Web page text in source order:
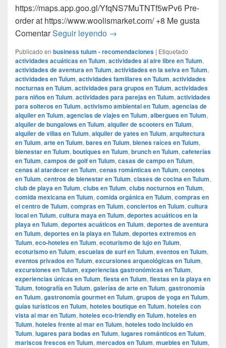
https://maps.app.goo.gl/YfqNS7MuTNTf5wPv6 Pre-
order at https://www.woolismarket.com/ +8 Me gusta
ComentarSeguir leyendo Get Certified organic, grass-fed
→
Publicado en business tulum - recomendaciones | Etiquetado
actividades acuáticas en Tulum, actividades al aire libre en Tulum,
actividades de aventura en Tulum, actividades en la selva en Tulum,
actividades en Tulum, actividades familiares en Tulum, actividades
nocturnas en Tulum, actividades para grupos en Tulum, actividades
para niños en Tulum, actividades para parejas en Tulum, actividades
para solteros en Tulum, activismo ambiental en Tulum, agencias de
alquiler en Tulum, agencias de viajes en Tulum, albergues en Tulum,
alquiler de bungalows en Tulum, alquiler de scooters en Tulum,
alquiler de villas en Tulum, alquiler de yates en Tulum, arquitectura
en Tulum, arte en Tulum, bares en Tulum, bienes raíces en Tulum,
bienestar en Tulum, boutiques en Tulum, brunch en Tulum, cafeterías
en Tulum, campos de golf en Tulum, casas de campo en Tulum,
cenas al atardecer en Tulum, cenas románticas en Tulum, cenotes
en Tulum, centros de bienestar en Tulum, clases de cocina en Tulum,
club de playa en Tulum, clubs en Tulum, clubs nocturnos en Tulum,
comida mexicana en Tulum, comida orgánica en Tulum, compras en
el centro de Tulum, compras en Tulum, conciertos en Tulum, cultura
local en Tulum, cultura maya en Tulum, deportes acuáticos en la
playa en Tulum, deportes acuáticos en Tulum, deportes de aventura
en Tulum, deportes en la playa en Tulum, deportes extremos en
Tulum, eco-hoteles en Tulum, ecoturismo de lujo en Tulum,
ecoturismo en Tulum, escuelas de surf en Tulum, eventos en Tulum,
eventos privados en Tulum, excursiones arqueológicas en Tulum,
excursiones en Tulum, experiencias gastronómicas en Tulum,
experiencias únicas en Tulum, fiesta en Tulum, fiestas en la playa en
Tulum, fotografía en Tulum, galerías de arte en Tulum, gastronomía
en Tulum, gastronomía gourmet en Tulum, grupos de yoga en Tulum,
guías turísticos en Tulum, hoteles boutique en Tulum, hoteles con
vista al mar en Tulum, hoteles eco-friendly en Tulum, hoteles en
Tulum, hoteles frente al mar en Tulum, hoteles todo incluido en
Tulum, lugares para bodas en Tulum, lugares románticos en Tulum,
mariscos frescos en Tulum, mercados en Tulum, muebles en Tulum,